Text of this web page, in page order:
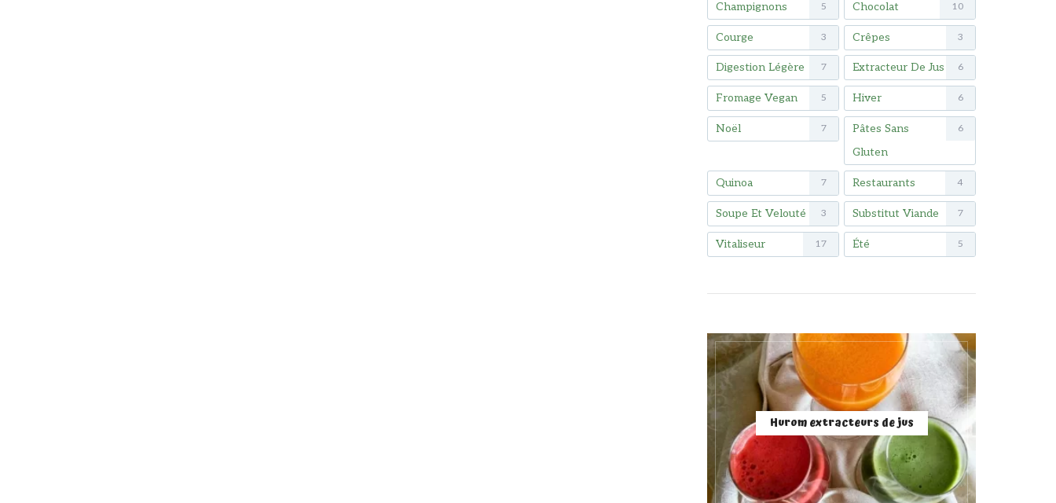
Champignons 5 Chocolat 10
Courge 3 Crêpes 3
Digestion Légère 7 Extracteur De Jus 6
Fromage Vegan 5 Hiver 6
Noël 7
Pâtes Sans
Gluten
6
Quinoa 7 Restaurants 4
Soupe Et Velouté 3 Substitut Viande 7
Vitaliseur 17 Été 5
Hurom extracteurs de jus